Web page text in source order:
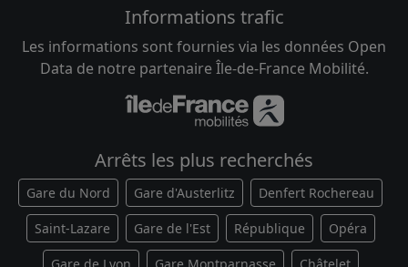
Informations trafic
Les informations sont fournies via les données Open
Data de notre partenaire Île-de-France Mobilité.
Arrêts les plus recherchés
Gare du Nord Gare d'Austerlitz Denfert Rochereau
Saint-Lazare Gare de l'Est République Opéra
Gare de Lyon Gare Montparnasse Châtelet